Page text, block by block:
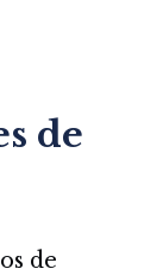
de
de